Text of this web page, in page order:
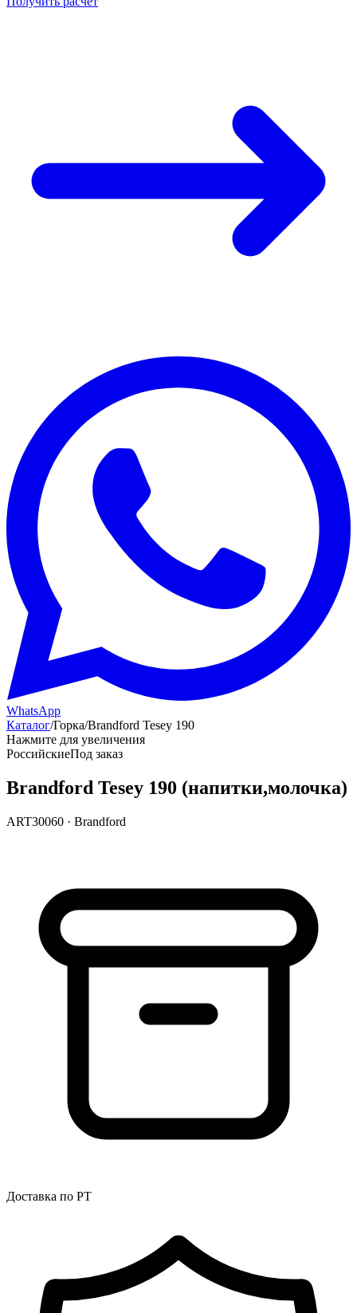
WhatsApp
Каталог/Горка/Brandford Tesey 190
Нажмите для увеличения
РоссийскиеПод заказ
Brandford Tesey 190 (напитки,молочка)
ART30060 · Brandford
Доставка по РТ